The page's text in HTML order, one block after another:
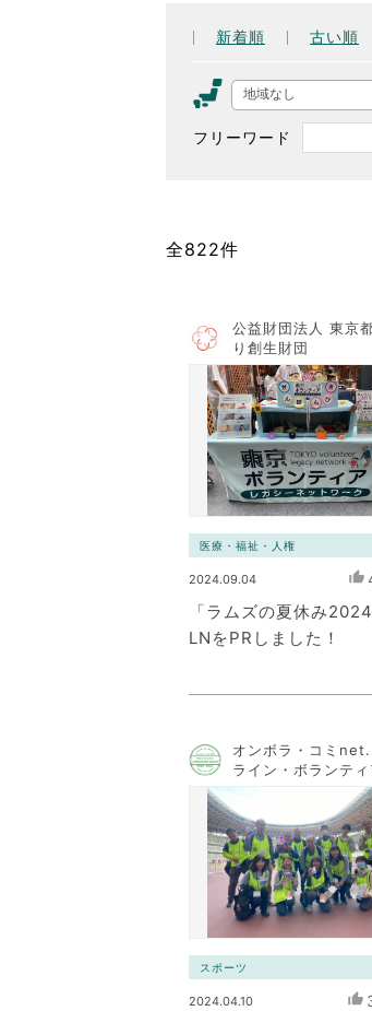
新着順 古い順
地域なし
フリーワード
全822件
公益財団法人 東京
り創生財団
医療・福祉・人権
2024.09.04
「ラムズの夏休み
LNをPRしました！
オンボラ・コミnet.
ライン・ボランティ
ミュニケーション・
ワーク）
スポーツ
2024.04.10